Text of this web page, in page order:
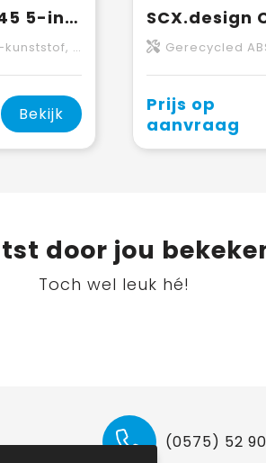
SCX.design C45 5-in-1 oplaadkabel van rPET met gegevensoverdracht
PET-kunststof
Bekijk
Gerecycled ABS-kunststof,
Prijs op
aanvraag
door jou
Toch wel leuk hé!
(0575) 52 90